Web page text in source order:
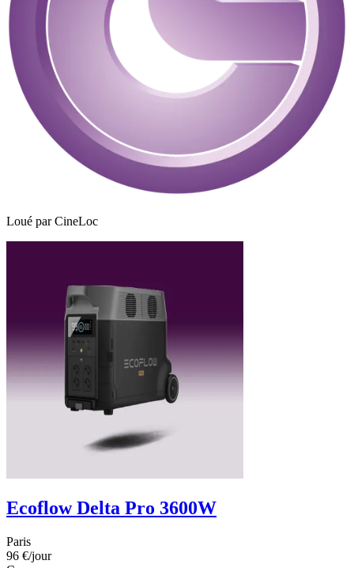
Loué parCineLoc
Ecoflow Delta Pro 3600W
Paris
96 €/jour